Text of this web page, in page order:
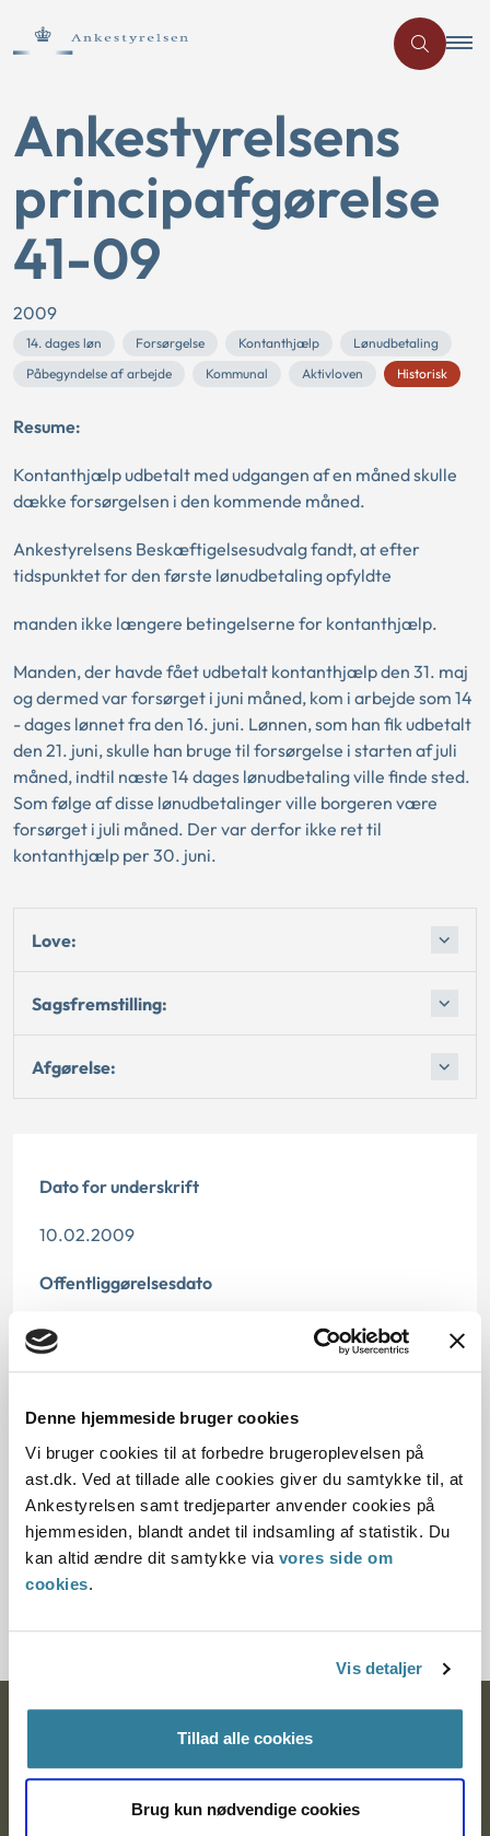
Denne hjemmeside bruger cookies
Vi bruger cookies til at forbedre brugeroplevelsen på
ast.dk. Ved at tillade alle cookies giver du samtykke til, at
Ankestyrelsen samt tredjeparter anvender cookies på
hjemmesiden, blandt andet til indsamling af statistik. Du
kan altid ændre dit samtykke via vores side om
cookies.
Vis detaljer
Tillad alle cookies
Brug kun nødvendige cookies
Ankestyrelsens
principafgørelse
41-09
2009
14. dages løn Forsørgelse Kontanthjælp
Lønudbetaling
Påbegyndelse af arbejde
Kommunal Aktivloven Historisk
Resume:
Kontanthjælp udbetalt med udgangen af en måned skulle
dække forsørgelsen i den kommende måned.
Ankestyrelsens Beskæftigelsesudvalg fandt, at efter
tidspunktet for den første lønudbetaling opfyldte
manden ikke længere betingelserne for kontanthjælp.
Manden, der havde fået udbetalt kontanthjælp den 31. maj
og dermed var forsørget i juni måned, kom i arbejde som 14
- dages lønnet fra den 16. juni. Lønnen, som han fik udbetalt
den 21. juni, skulle han bruge til forsørgelse i starten af juli
måned, indtil næste 14 dages lønudbetaling ville finde sted.
Som følge af disse lønudbetalinger ville borgeren være
forsørget i juli måned. Der var derfor ikke ret til
kontanthjælp per 30. juni.
Love:
Sagsfremstilling:
Afgørelse:
Dato for underskrift
10.02.2009
Offentliggørelsesdato
10.07.2013
Denne principafgørelse er kasseret den 11. juli 2019,
Paragraf
§ 11
Journalnummer
Postadresse:
Nytorv 7, 2. sal